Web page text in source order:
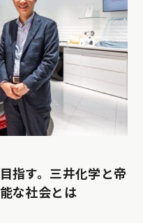
指す。三井化学と帝
な社会とは